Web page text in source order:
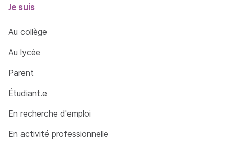
Je suis
Au collège
Au lycée
Parent
Étudiant.e
En recherche d'emploi
En activité professionnelle